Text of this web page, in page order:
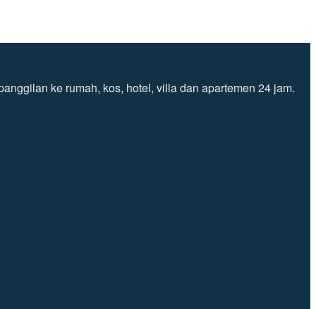
ke rumah, kos, hotel, villa dan apartemen 24 jam.